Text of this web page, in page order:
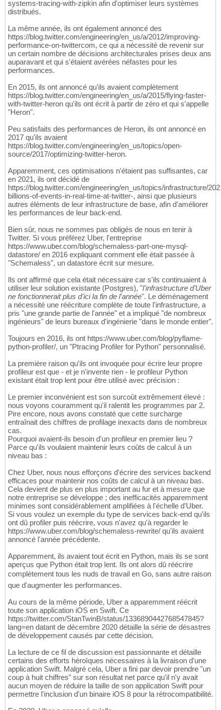
systems-tracing-with-zipkin afin d'optimiser leurs systèmes
distribués.
La même année, ils ont également annoncé des
https://blog.twitter.com/engineering/en_us/a/2012/improving-
performance-on-twittercom, ce qui a nécessité de revenir sur
un certain nombre de décisions architecturales prises deux ans
auparavant et qui s'étaient avérées néfastes pour les
performances.
En 2015, ils ont annoncé qu'ils avaient complètement
https://blog.twitter.com/engineering/en_us/a/2015/flying-faster-
with-twitter-heron qu'ils ont écrit à partir de zéro et qui s'appelle
"Heron".
Peu satisfaits des performances de Heron, ils ont annoncé en
2017 qu'ils avaient
https://blog.twitter.com/engineering/en_us/topics/open-
source/2017/optimizing-twitter-heron.
Apparemment, ces optimisations n'étaient pas suffisantes, car
en 2021, ils ont décidé de
https://blog.twitter.com/engineering/en_us/topics/infrastructure/
billions-of-events-in-real-time-at-twitter-, ainsi que plusieurs
autres éléments de leur infrastructure de base, afin d'améliorer
les performances de leur back-end.
Bien sûr, nous ne sommes pas obligés de nous en tenir à
Twitter. Si vous préférez Uber, l'entreprise
https://www.uber.com/blog/schemaless-part-one-mysql-
datastore/ en 2016 expliquant comment elle était passée à
"Schemaless", un datastore écrit sur mesure.
Ils ont affirmé que cela était nécessaire car s'ils continuaient à
utiliser leur solution existante (Postgres), "l'infrastructure d'Uber
ne fonctionnerait plus d'ici la fin de l'année". Le déménagement
a nécessité une réécriture complète de toute l'infrastructure, a
pris "une grande partie de l'année" et a impliqué "de nombreux
ingénieurs" de leurs bureaux d'ingénierie "dans le monde entier".
Toujours en 2016, ils ont https://www.uber.com/blog/pyflame-
python-profiler/, un "Ptracing Profiler for Python" personnalisé.
La première raison qu'ils ont invoquée pour écrire leur propre
profileur est que - et je n'invente rien - le profileur Python
existant était trop lent pour être utilisé avec précision :
Le premier inconvénient est son surcoût extrêmement élevé :
nous voyons couramment qu'il ralentit les programmes par 2.
Pire encore, nous avons constaté que cette surcharge
entraînait des chiffres de profilage inexacts dans de nombreux
cas.
Pourquoi avaient-ils besoin d'un profileur en premier lieu ?
Parce qu'ils voulaient maintenir leurs coûts de calcul à un
niveau bas :
Chez Uber, nous nous efforçons d'écrire des services backend
efficaces pour maintenir nos coûts de calcul à un niveau bas.
Cela devient de plus en plus important au fur et à mesure que
notre entreprise se développe ; des inefficacités apparemment
minimes sont considérablement amplifiées à l'échelle d'Uber.
Si vous voulez un exemple du type de services back-end qu'ils
ont dû profiler puis réécrire, vous n'avez qu'à regarder le
https://www.uber.com/blog/schemaless-rewrite/ qu'ils avaient
annoncé l'année précédente.
Apparemment, ils avaient tout écrit en Python, mais ils se sont
aperçus que Python était trop lent. Ils ont alors dû réécrire
complètement tous les nuds de travail en Go, sans autre raison
que d'augmenter les performances.
Au cours de la même période, Uber a apparemment réécrit
toute son application iOS en Swift. Ce
https://twitter.com/StanTwinB/status/1336890442768547845?
lang=en datant de décembre 2020 détaille la série de désastres
de développement causés par cette décision.
La lecture de ce fil de discussion est passionnante et détaille
certains des efforts héroïques nécessaires à la livraison d'une
application Swift. Malgré cela, Uber a fini par devoir prendre "un
coup à huit chiffres" sur son résultat net parce qu'il n'y avait
aucun moyen de réduire la taille de son application Swift pour
permettre l'inclusion d'un binaire iOS 8 pour la rétrocompatibilité.